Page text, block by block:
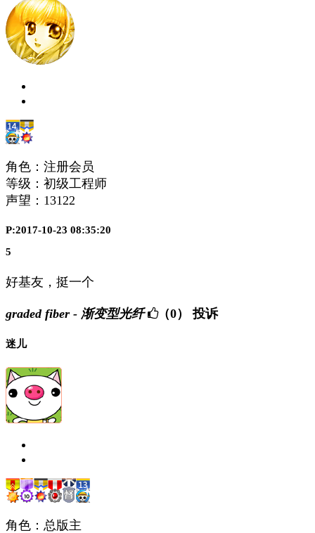
角色：注册会员
等级：初级工程师
声望： 13122
P:2017-10-23 08:35:20
5
好基友，挺一个
graded fiber - 渐变型光纤 （0） 投诉
迷儿
角色：总版主